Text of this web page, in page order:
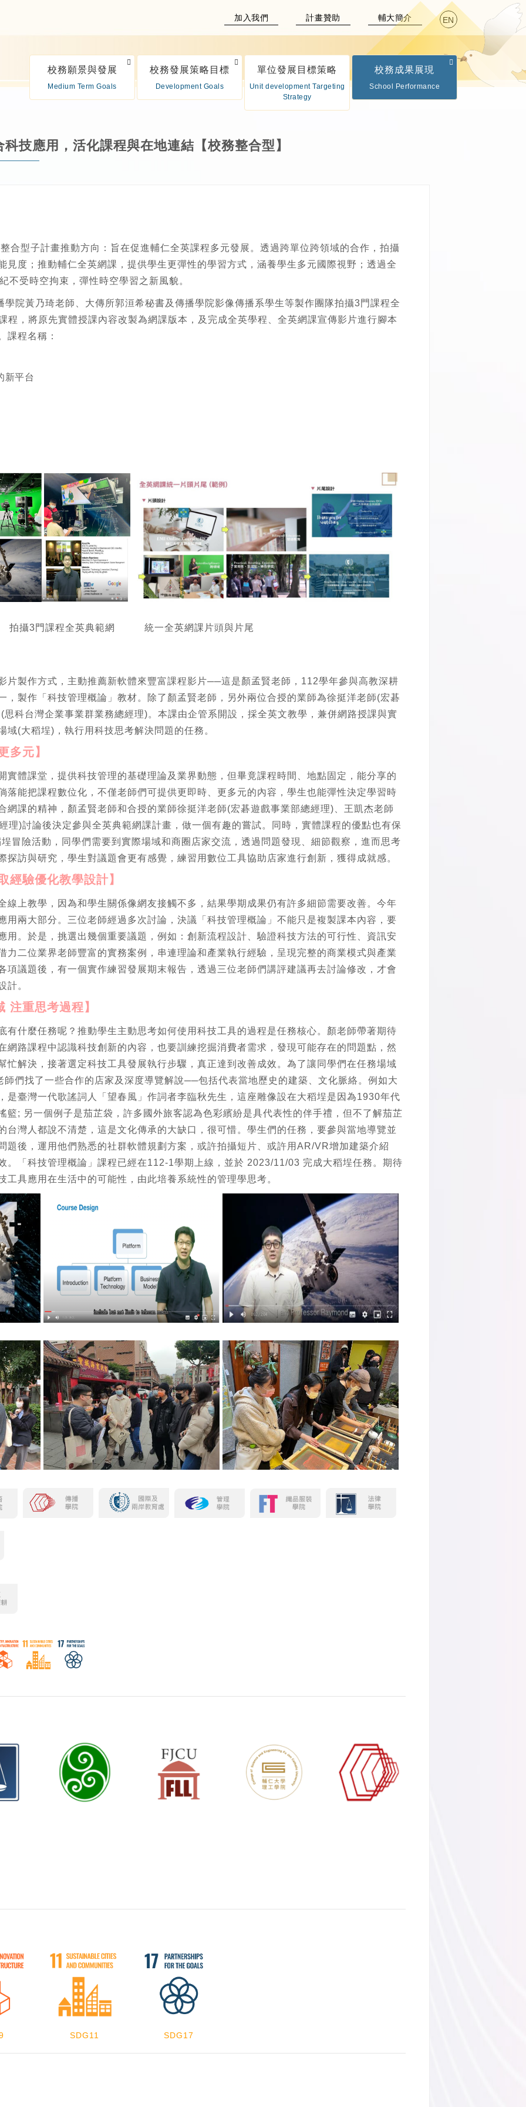
加入我們 計畫贊助 輔大簡介 EN
校務願景與發展
Medium Term Goals
校務發展策略目標
Development Goals
單位發展目標策略
Unit development Targeting
Strategy
校務成果展現
School Performance
技應用，活化課程與在地連結【校務整合型】
合型子計畫推動方向：旨在促進輔仁全英課程多元發展。透過跨單位跨領域的合作，拍攝
見度；推動輔仁全英網課，提供學生更彈性的學習方式，涵養學生多元國際視野；透過全
不受時空拘束，彈性時空學習之新風貌。
院黃乃琦老師、大傳所郭洹希秘書及傳播學院影像傳播系學生等製作團隊拍攝3門課程全
程，將原先實體授課內容改製為網課版本，及完成全英學程、全英網課宣傳影片進行腳本
課程名稱：
新平台
拍攝3門課程全英典範網 統一全英網課片頭與片尾
片製作方式，主動推薦新軟體來豐富課程影片──這是顏孟賢老師，112學年參與高教深耕
，製作「科技管理概論」教材。除了顏孟賢老師，另外兩位合授的業師為徐挺洋老師(宏碁
科台灣企業事業群業務總經理)。本課由企管系開設，採全英文教學，兼併網路授課與實
域(大稻埕)，執行用科技思考解決問題的任務。
多元】
實體課堂，提供科技管理的基礎理論及業界動態，但畢竟課程時間、地點固定，能分享的
落能把課程數位化，不僅老師們可提供更即時、更多元的內容，學生也能彈性決定學習時
網課的精神，顏孟賢老師和合授的業師徐挺洋老師(宏碁遊戲事業部總經理)、王凱杰老師
理)討論後決定參與全英典範網課計畫，做一個有趣的嘗試。同時，實體課程的優點也有保
冒險活動，同學們需要到實際場域和商圈店家交流，透過問題發現、細節觀察，進而思考
探訪與研究，學生對議題會更有感覺，練習用數位工具協助店家進行創新，獲得成就感。
經驗優化教學設計】
線上教學，因為和學生關係像網友接觸不多，結果學期成果仍有許多細節需要改善。今年
用兩大部分。三位老師經過多次討論，決議「科技管理概論」不能只是複製課本內容，要
用。於是，挑選出幾個重要議題，例如：創新流程設計、驗證科技方法的可行性、資訊安
力二位業界老師豐富的實務案例，串連理論和產業執行經驗，呈現完整的商業模式與產業
項議題後，有一個實作練習發展期末報告，透過三位老師們講評建議再去討論修改，才會
計。
注重思考過程】
有什麼任務呢？推動學生主動思考如何使用科技工具的過程是任務核心。顏老師帶著期待
網路課程中認識科技創新的內容，也要訓練挖掘消費者需求，發現可能存在的問題點，然
忙解決，接著選定科技工具發展執行步驟，真正達到改善成效。為了讓同學們在任務場域
們找了一些合作的店家及深度導覽解說──包括代表當地歷史的建築、文化脈絡。例如大
是臺灣一代歌謠詞人「望春風」作詞者李臨秋先生，這座雕像設在大稻埕是因為1930年代
籃; 另一個例子是茄芷袋，許多國外旅客認為色彩繽紛是具代表性的伴手禮，但不了解茄芷
台灣人都說不清楚，這是文化傳承的大缺口，很可惜。學生們的任務，要參與當地導覽並
題後，運用他們熟悉的社群軟體規劃方案，或許拍攝短片、或許用AR/VR增加建築介紹
。「科技管理概論」課程已經在112-1學期上線，並於 2023/11/03 完成大稻埕任務。期待
工具應用在生活中的可能性，由此培養系統性的管理學思考。
SDG11 SDG17